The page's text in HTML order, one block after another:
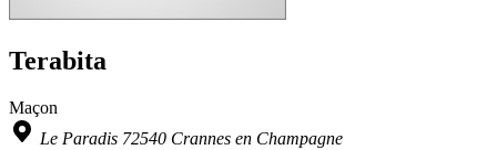
Terabita
Maçon
Le Paradis 72540 Crannes en Champagne